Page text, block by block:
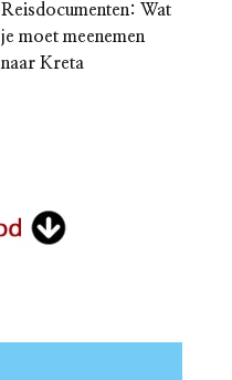
Reisdocumenten: Wat
je moet meenemen
naar Kreta